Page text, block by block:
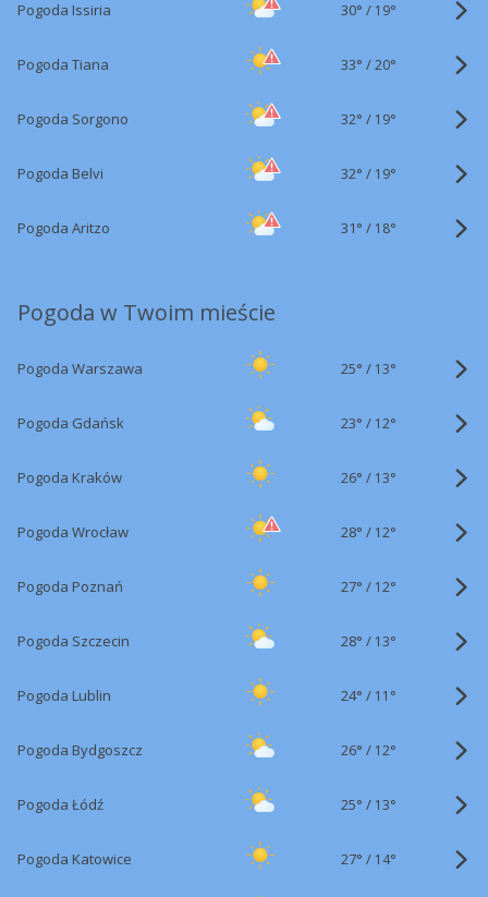
Pogoda Issiria 30° / 19°
Pogoda Tiana 33° /20°
Pogoda Sorgono 32° / 19°
Pogoda Belvi 32° / 19°
Pogoda Aritzo 31° / 18°
Pogoda w Twoim mieście
Pogoda Warszawa 25° / 13°
Pogoda Gdańsk 23° / 12°
Pogoda Kraków 26° / 13°
Pogoda Wrocław 28° / 12°
Pogoda Poznań 27° / 12°
Pogoda Szczecin 28° / 13°
Pogoda Lublin 24° / 11°
Pogoda Bydgoszcz 26° / 12°
Pogoda Łódź 25° / 13°
Pogoda Katowice 27° / 14°